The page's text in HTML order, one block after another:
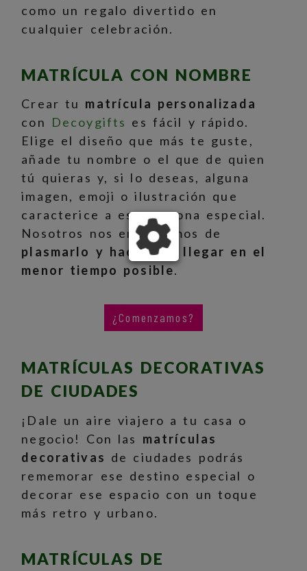
como un regalo divertido en
cualquier celebración.
MATRÍCULA CON NOMBRE
Crear tu matrícula personalizada
con Decoygifts es fácil y rápido.
Elige el diseño que más te guste,
añade tu nombre o el que de quien
tú quieras y, si lo deseas, alguna
imagen, emoji o ilustración que
caracterice a esa persona especial.
Nosotros nos encargamos de
plasmarlo y hacértelo llegar en el
menor tiempo posible.
¿Comenzamos?
MATRÍCULAS DECORATIVAS
DE CIUDADES
¡Dale un aire viajero a tu casa o
negocio! Con las matrículas
decorativas de ciudades podrás
rememorar ese destino especial o
decorar ese espacio con un toque
más retro y urbano.
MATRÍCULAS DE